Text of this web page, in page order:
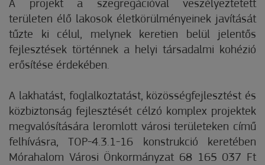
A projekt a szegregációval veszélyeztetett
területen élő lakosok életkörülményeinek javítását
tűzte ki célul, melynek keretien belül jelentős
fejlesztések történnek a helyi társadalmi kohézió
erősítése érdekében.
A lakhatást, foglalkoztatást, közösségfejlesztést és
közbiztonság fejlesztését célzó komplex projektek
megvalósítására leromlott városi területeken című
felhívásra, TOP-4.3.1-16 konstrukció keretében
Mórahalom Városi Önkormányzat 68 165 037 Ft